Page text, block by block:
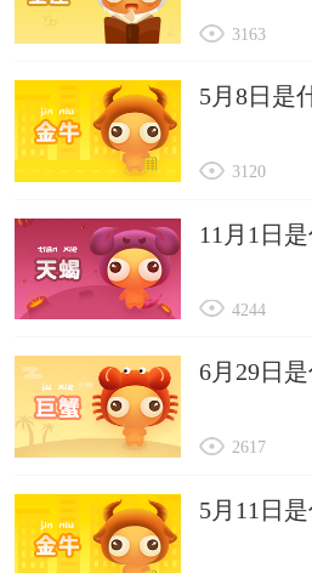
3163
5月8日是
3120
11月1日
4244
6月29日
2617
5月11日